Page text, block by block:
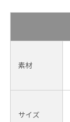
素材
サイズ